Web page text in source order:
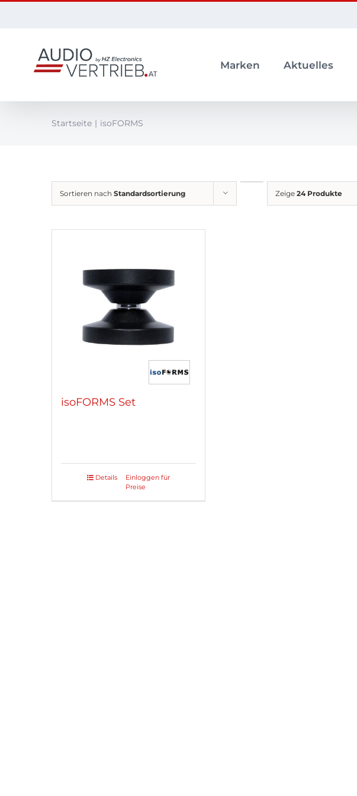
Marken Aktuelles
Startseite isoFORMS
Sortieren nach Standardsortierung Zeige 24 Produkte
isoFORMS Set
Einloggen für
Preise
Details